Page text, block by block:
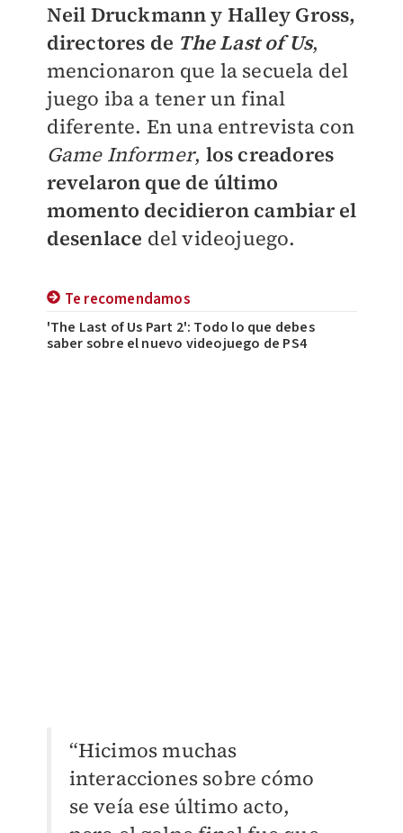
Neil Druckmann y Halley Gross,
directores de The Last of Us,
mencionaron que la secuela del
juego iba a tener un final
diferente. En una entrevista con
Game Informer, los creadores
revelaron que de último
momento decidieron cambiar el
desenlace del videojuego.
Te recomendamos
'The Last of Us Part 2': Todo lo que debes
saber sobre el nuevo videojuego de PS4
“Hicimos muchas
interacciones sobre cómo
se veía ese último acto,